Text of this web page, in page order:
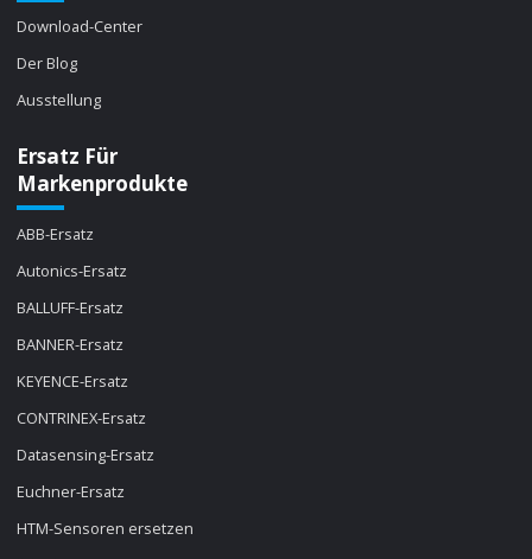
Download-Center
Der Blog
Ausstellung
Ersatz Für
Markenprodukte
ABB-Ersatz
Autonics-Ersatz
BALLUFF-Ersatz
BANNER-Ersatz
KEYENCE-Ersatz
CONTRINEX-Ersatz
Datasensing-Ersatz
Euchner-Ersatz
HTM-Sensoren ersetzen